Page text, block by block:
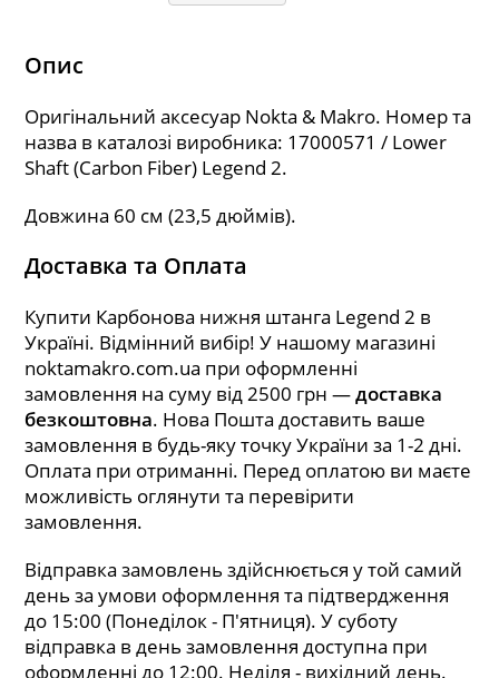
Опис
Оригінальний аксесуар Nokta & Makro. Номер та
назва в каталозі виробника: 17000571 / Lower
Shaft (Carbon Fiber) Legend 2.
Довжина 60 см (23,5 дюймів).
Доставка та Оплата
Купити Карбонова нижня штанга Legend 2 в
Україні. Відмінний вибір! У нашому магазині
noktamakro.com.ua при оформленні
замовлення на суму від 2500 грн —доставка
безкоштовна. Нова Пошта доставить ваше
замовлення в будь-яку точку України за 1-2 дні.
Оплата при отриманні. Перед оплатою ви маєте
можливість оглянути та перевірити
замовлення.
Відправка замовлень здійснюється у той самий
день за умови оформлення та підтвердження
до 15:00 (Понеділок - П'ятниця). У суботу
відправка в день замовлення доступна при
оформленні до 12:00. Неділя - вихідний день.